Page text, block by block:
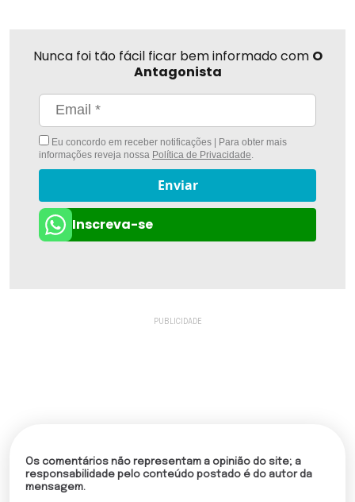
Nunca foi tão fácil ficar bem informado com O
Antagonista
Eu concordo em receber notificações | Para obter mais
informações reveja nossa Política de Privacidade
Enviar
Inscreva-se
Os comentários não representam a opinião do site; a
responsabilidade pelo conteúdo postado é do autor da
mensagem.